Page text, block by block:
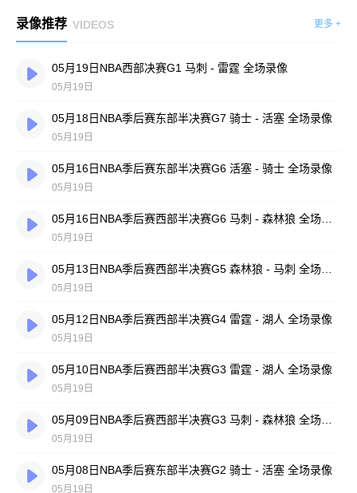
录像推荐 VIDEOS 更多 +
05月19日NBA西部决赛G1 马刺 - 雷霆 全场录像
05月19日
05月18日NBA季后赛东部半决赛G7 骑士 - 活塞 全场录像
05月19日
05月16日NBA季后赛东部半决赛G6 活塞 - 骑士 全场录像
05月19日
05月19日
05月19日
05月12日NBA季后赛西部半决赛G4 雷霆 - 湖人 全场录像
05月19日
05月10日NBA季后赛西部半决赛G3 雷霆 - 湖人 全场录像
05月19日
05月19日
05月08日NBA季后赛东部半决赛G2 骑士 - 活塞 全场录像
05月19日